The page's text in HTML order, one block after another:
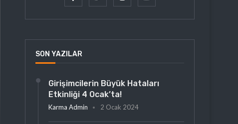
SON YAZILAR
Girişimcilerin Büyük Hataları
Etkinliği 4 Ocak’ta!
Karma Admin 2 Ocak 2024